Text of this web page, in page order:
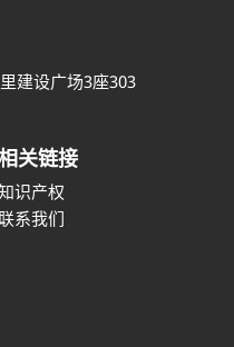
建设广场3座303
关链接
识产权
系我们